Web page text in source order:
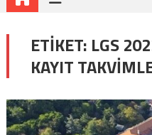
ETIKET: LGS
KAYIT